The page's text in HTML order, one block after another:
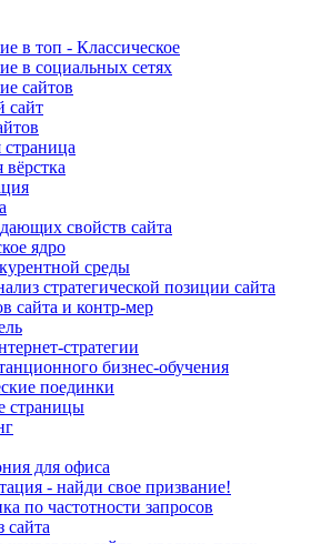
в топ - Классическое
в социальных сетях
сайтов
сайт
свойств сайта
ядро
среды
стратегической позиции сайта
сайта и контр-мер
стратегии
бизнес-обучения
поединки
страницы
для офиса
- найди свое призвание!
по частотности запросов